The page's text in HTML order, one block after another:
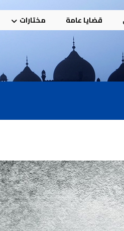
قضايا عامة مختارات